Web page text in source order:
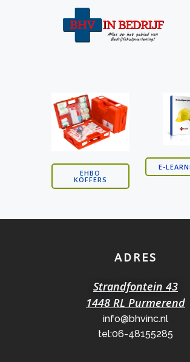
EHBO
KOFFERS
E-
ADRES
Strandfontein 43
1448 RL Purmerend
info@bhvinc.nl
tel:06-48155285